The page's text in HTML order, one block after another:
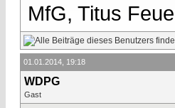
MfG, Titus
01.01.2014, 19:18
WDPG
Gast